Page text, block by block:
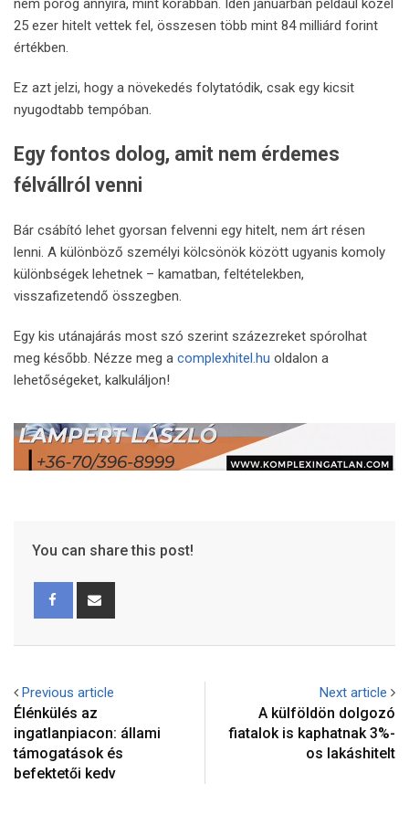
nem pörög annyira, mint korábban. Idén januárban például közel
25 ezer hitelt vettek fel, összesen több mint 84 milliárd forint
értékben.
Ez azt jelzi, hogy a növekedés folytatódik, csak egy kicsit
nyugodtabb tempóban.
Egy fontos dolog, amit nem érdemes
félvállról venni
Bár csábító lehet gyorsan felvenni egy hitelt, nem árt résen
lenni. A különböző személyi kölcsönök között ugyanis komoly
különbségek lehetnek – kamatban, feltételekben,
visszafizetendő összegben.
Egy kis utánajárás most szó szerint százezreket spórolhat
meg később. Nézze meg a complexhitel.hu oldalon a
lehetőségeket, kalkuláljon!
You can share this post!
Previous article
Élénkülés az
ingatlanpiacon: állami
támogatások és
befektetői kedv
Next article
A külföldön dolgozó
fiatalok is kaphatnak 3%-
os lakáshitelt